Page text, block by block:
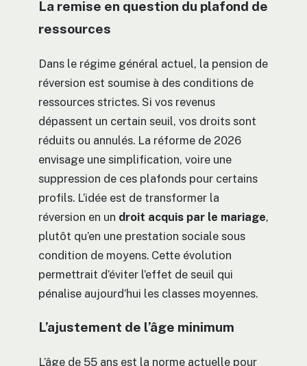
La remise en question du plafond de
ressources
Dans le régime général actuel, la pension de
réversion est soumise à des conditions de
ressources strictes. Si vos revenus
dépassent un certain seuil, vos droits sont
réduits ou annulés. La réforme de 2026
envisage une simplification, voire une
suppression de ces plafonds pour certains
profils. L’idée est de transformer la
réversion en un droit acquis par le mariage,
plutôt qu’en une prestation sociale sous
condition de moyens. Cette évolution
permettrait d’éviter l’effet de seuil qui
pénalise aujourd’hui les classes moyennes.
L’ajustement de l’âge minimum
L’âge de 55 ans est la norme actuelle pour